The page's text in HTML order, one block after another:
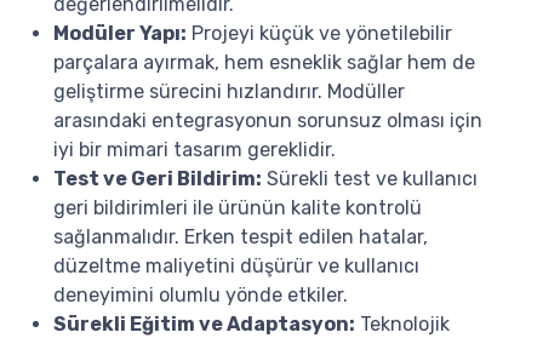
Modüler Yapı: Projeyi küçük ve yönetilebilir
parçalara ayırmak, hem esneklik sağlar hem de
geliştirme sürecini hızlandırır. Modüller
arasındaki entegrasyonun sorunsuz olması için
iyi bir mimari tasarım gereklidir.
Test ve Geri Bildirim: Sürekli test ve kullanıcı
geri bildirimleri ile ürünün kalite kontrolü
sağlanmalıdır. Erken tespit edilen hatalar,
düzeltme maliyetini düşürür ve kullanıcı
deneyimini olumlu yönde etkiler.
Sürekli Eğitim ve Adaptasyon: Teknolojik